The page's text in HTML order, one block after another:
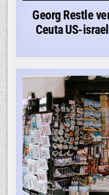
Georg Restle
Ceuta US-